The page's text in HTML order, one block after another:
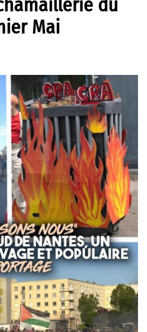
du
Mai